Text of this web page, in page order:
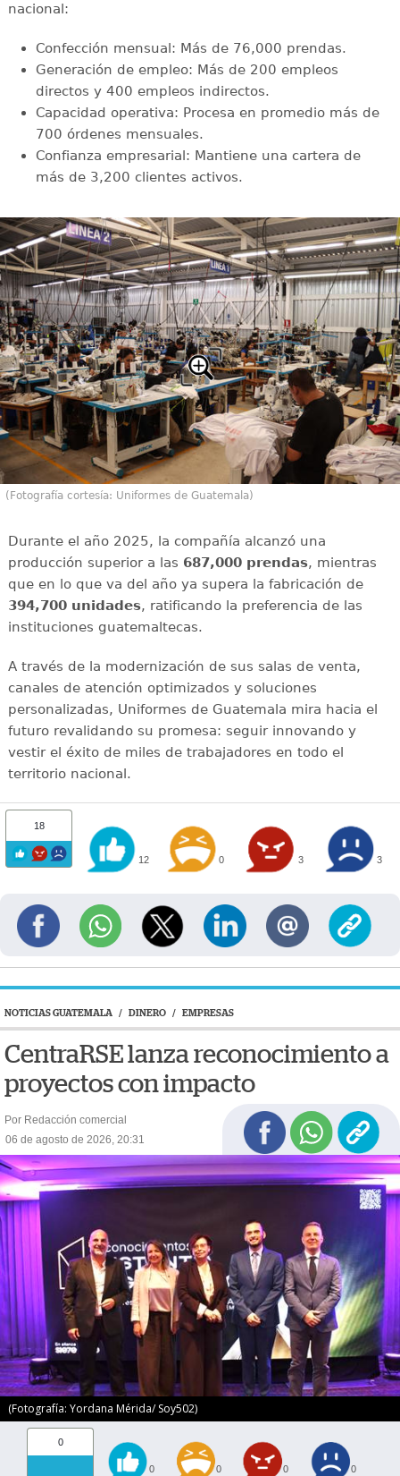
nacional:
Confección mensual: Más de 76,000 prendas.
Generación de empleo: Más de 200 empleos
directos y 400 empleos indirectos.
Capacidad operativa: Procesa en promedio más de
700 órdenes mensuales.
Confianza empresarial: Mantiene una cartera de
más de 3,200 clientes activos.
(Fotografía cortesía: Uniformes de Guatemala)
Durante el año 2025, la compañía alcanzó una
producción superior a las 687,000 prendas, mientras
que en lo que va del año ya supera la fabricación de
394,700 unidades, ratificando la preferencia de las
instituciones guatemaltecas.
A través de la modernización de sus salas de venta,
canales de atención optimizados y soluciones
personalizadas, Uniformes de Guatemala mira hacia el
futuro revalidando su promesa: seguir innovando y
vestir el éxito de miles de trabajadores en todo el
territorio nacional.
18
12 0 3 3
NOTICIAS GUATEMALA / DINERO / EMPRESAS
CentraRSE lanza reconocimiento a
proyectos con impacto
Por Redacción comercial
06 de agosto de 2026, 20:31
(Fotografía: Yordana Mérida/ Soy502)
0
0 0 0 0